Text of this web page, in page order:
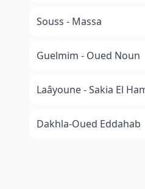
Souss - Massa
​Guelmim - Oued Noun
Laâyoune - Sakia El
Dakhla-Oued Eddahab